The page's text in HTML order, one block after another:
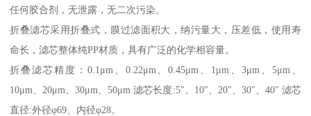
任何胶合剂，无泄露，无二次污染。
折叠滤芯采用折叠式，膜过滤面积大，纳污量大，压差低，使用寿
命长，滤芯整体纯PP材质，具有广泛的化学相容量。
折叠滤芯精度：0.1μm、0.22μm、0.45μm、1μm、3μm、5μm、
10μm、20μm、30μm、50μm 滤芯长度:5″、10″、20″、30″、40″ 滤芯
直径:外径φ69、内径φ28。